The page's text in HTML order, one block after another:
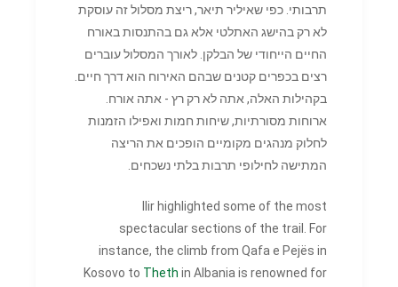
תרבותי. כפי שאיליר תיאר, ריצת מסלול זה עוסקת
לא רק בהישג האתלטי אלא גם בהתנסות באורח
החיים הייחודי של הבלקן. לאורך המסלול עוברים
רצים בכפרים קטנים שבהם האירוח הוא דרך חיים.
בקהילות האלה, אתה לא רק רץ - אתה אורח.
ארוחות מסורתיות, שיחות חמות ואפילו הזמנות
לחלוק מנהגים מקומיים הופכים את הריצה
המתישה לחילופי תרבות בלתי נשכחים.
Ilir highlighted some of the most
spectacular sections of the trail. For
instance, the climb from Qafa e Pejës in
Kosovo to Theth in Albania is renowned for